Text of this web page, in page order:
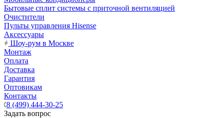
Бытовые сплит системы с приточной вентиляцией
Очистители
Пульты управления Hisense
Аксессуары
Шоу-рум в Москве
Монтаж
Оплата
Доставка
Гарантия
Оптовикам
Контакты
8 (499) 444-30-25
Задать вопрос